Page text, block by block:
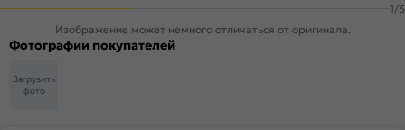
1/3
Изображение может немного отличаться от оригинала.
Фотографии покупателей
Загрузить
фото